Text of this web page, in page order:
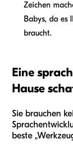
Zeichen
Babys, da es
braucht.
Eine
Hause
Sie brauchen
beste